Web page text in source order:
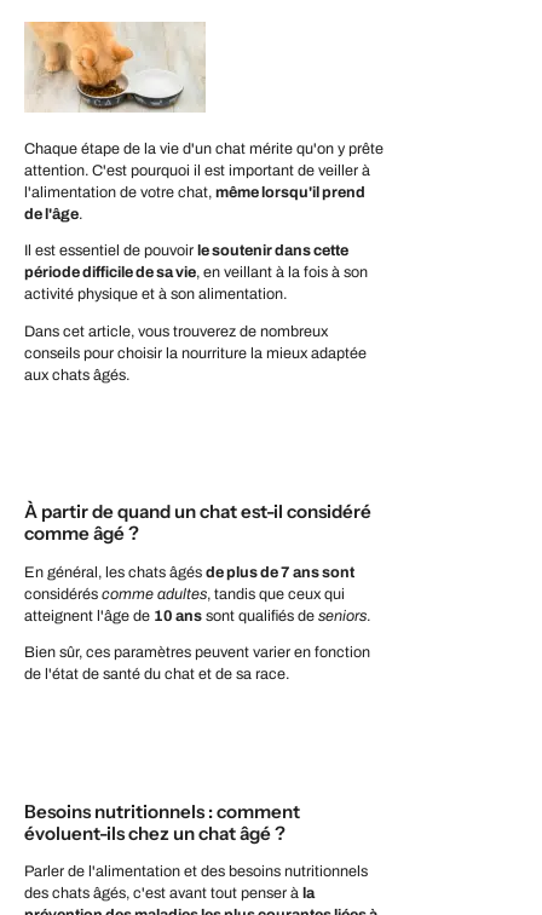
Chaque étape de la vie d'un chat mérite qu'on y prête
attention. C'est pourquoi il est important de veiller à
l'alimentation de votre chat, même lorsqu'il prend
de l'âge.
Il est essentiel de pouvoir le soutenir dans cette
période difficile de sa vie, en veillant à la fois à son
activité physique et à son alimentation.
Dans cet article, vous trouverez de nombreux
conseils pour choisir la nourriture la mieux adaptée
aux chats âgés.
À partir de quand un chat est-il considéré
comme âgé ?
En général, les chats âgés de plus de 7 ans sont
considérés comme adultes, tandis que ceux qui
atteignent l'âge de 10 ans sont qualifiés de seniors.
Bien sûr, ces paramètres peuvent varier en fonction
de l'état de santé du chat et de sa race.
Besoins nutritionnels : comment
évoluent-ils chez un chat âgé ?
Parler de l'alimentation et des besoins nutritionnels
des chats âgés, c'est avant tout penser à la